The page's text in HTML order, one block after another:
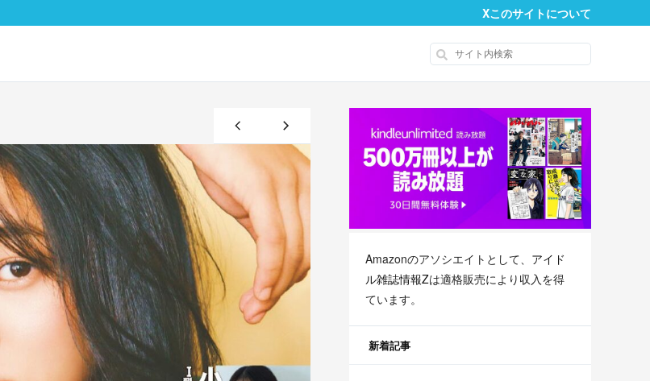
Xこのサイトについて
Amazonのアソシエイトとして、 アイド
ル雑誌情報Zは適格販売により収入を得
ています。
新着記事